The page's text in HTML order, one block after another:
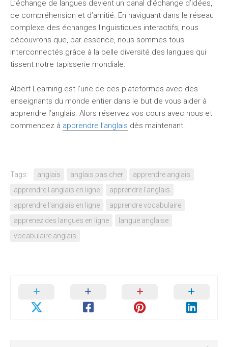
L’échange de langues devient un canal d’échange d’idées,
de compréhension et d’amitié. En naviguant dans le réseau
complexe des échanges linguistiques interactifs, nous
découvrons que, par essence, nous sommes tous
interconnectés grâce à la belle diversité des langues qui
tissent notre tapisserie mondiale.
Albert Learning est l’une de ces plateformes avec des
enseignants du monde entier dans le but de vous aider à
apprendre l’anglais. Alors réservez vos cours avec nous et
commencez à apprendre l’anglais dès maintenant.
Tags: anglais anglais pas cher
apprendre anglais
apprendre l anglais en ligne
apprendre l'anglais
apprendre l'anglais en ligne
apprendre vocabulaire
apprenez des langues en ligne
langue anglaise
vocabulaire anglais